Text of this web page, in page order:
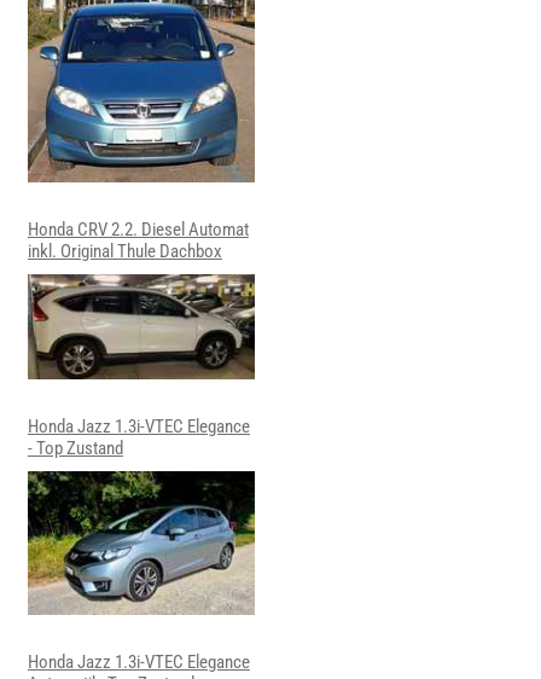
Honda CRV 2.2. Diesel Automat
inkl. Original Thule Dachbox
Honda Jazz 1.3i-VTEC Elegance
- Top Zustand
Honda Jazz 1.3i-VTEC Elegance